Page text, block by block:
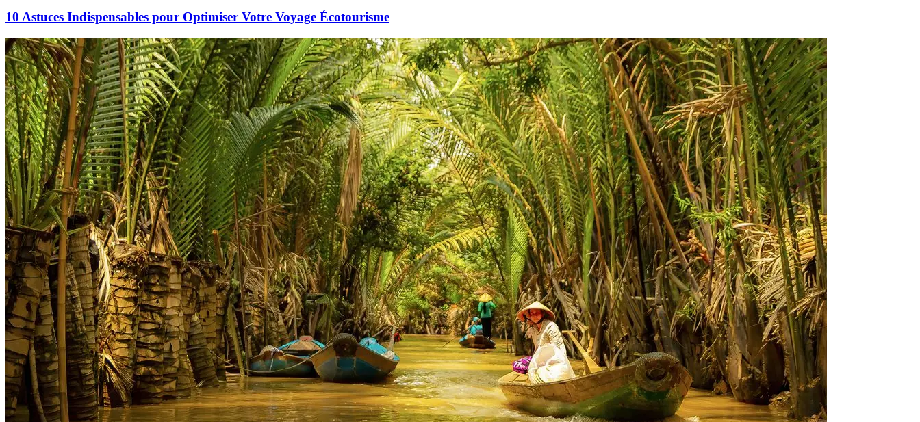
10 Astuces Indispensables pour Optimiser Votre Voyage Écotourisme